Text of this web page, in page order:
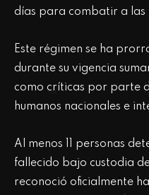
días para combatir a las
Este régimen se ha
durante su vigencia
como críticas por parte
humanos nacionales e
Al menos 11 personas
fallecido bajo custodia
reconoció oficialmente